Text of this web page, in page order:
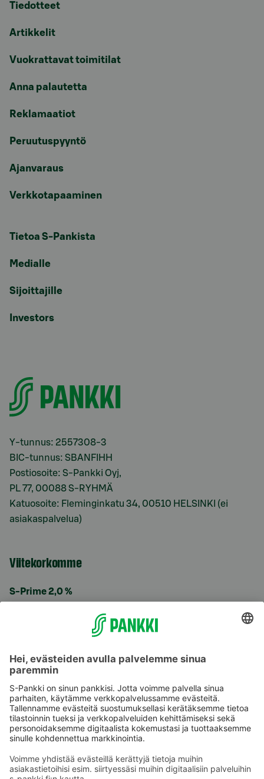
Tiedotteet
Artikkelit
Vuokrattavat toimitilat
Anna palautetta
Reklamaatiot
Peruutuspyyntö
Ajanvaraus
Verkkotapaaminen
Tietoa S-Pankista
Medialle
Sijoittajille
Investors
Y-tunnus: 2557308-3
BIC-tunnus: SBANFIHH
Postiosoite: S-Pankki Oyj,
PL 77, 00088 S-RYHMÄ
Katuosoite: Fleminginkatu 34, 00510 HELSINKI (ei
asiakaspalvelua)
Viitekorkomme
S-Prime 2,0 %
Käyttöehdot